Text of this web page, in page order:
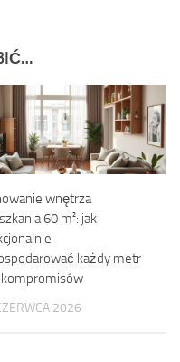
wnętrza
60 m²: jak
każdy metr
2026